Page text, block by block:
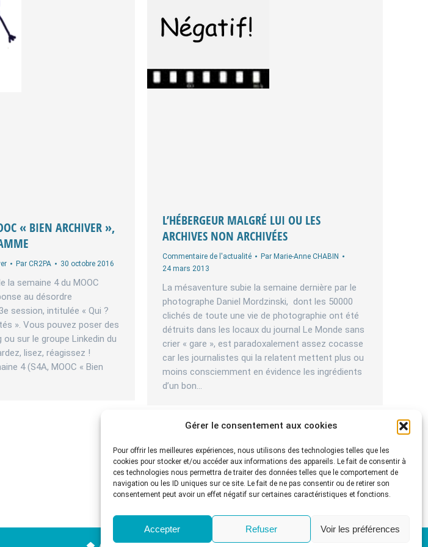
Gérer le consentement aux cookies
Pour offrir les meilleures expériences, nous utilisons des technologies telles que les
cookies pour stocker et/ou accéder aux informations des appareils. Le fait de consentir à
ces technologies nous permettra de traiter des données telles que le comportement de
navigation ou les ID uniques sur ce site. Le fait de ne pas consentir ou de retirer son
consentement peut avoir un effet négatif sur certaines caractéristiques et fonctions.
Accepter Refuser Voir les préférences
« BIEN ARCHIVER »,
Par CR2PA 30 octobre 2016
la semaine 4 du MOOC
au désordre
session, intitulée « Qui ?
». Vous pouvez poser des
sur le groupe Linkedin du
lisez, réagissez !
4 (S4A, MOOC « Bien
L’HÉBERGEUR MALGRÉ LUI OU LES
ARCHIVES NON ARCHIVÉES
Commentaire de l'actualité Par Marie-Anne CHABIN
24 mars 2013
La mésaventure subie la semaine dernière par le
photographe Daniel Mordzinski, dont les 50000
clichés de toute une vie de photographie ont été
détruits dans les locaux du journal Le Monde sans
crier « gare », est paradoxalement assez cocasse
car les journalistes qui la relatent mettent plus ou
moins consciemment en évidence les ingrédients
d’un bon…